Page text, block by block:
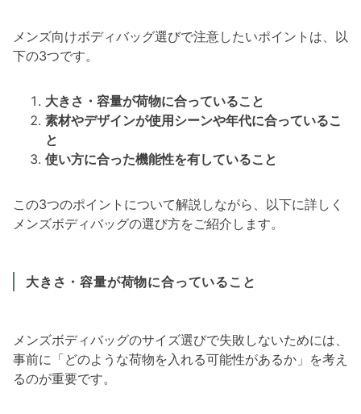
メンズ向けボディバッグ選びで注意したいポイントは、以
下の3つです。
大きさ・容量が荷物に合っていること
素材やデザインが使用シーンや年代に合っているこ
と
使い方に合った機能性を有していること
この3つのポイントについて解説しながら、以下に詳しく
メンズボディバッグの選び方をご紹介します。
大きさ・容量が荷物に合っていること
メンズボディバッグのサイズ選びで失敗しないためには、
事前に「どのような荷物を入れる可能性があるか」を考え
るのが重要です。